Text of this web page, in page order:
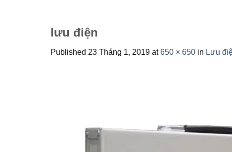
lưu điện
Published 23 Tháng 1, 2019 at650 × 650 in Lưu